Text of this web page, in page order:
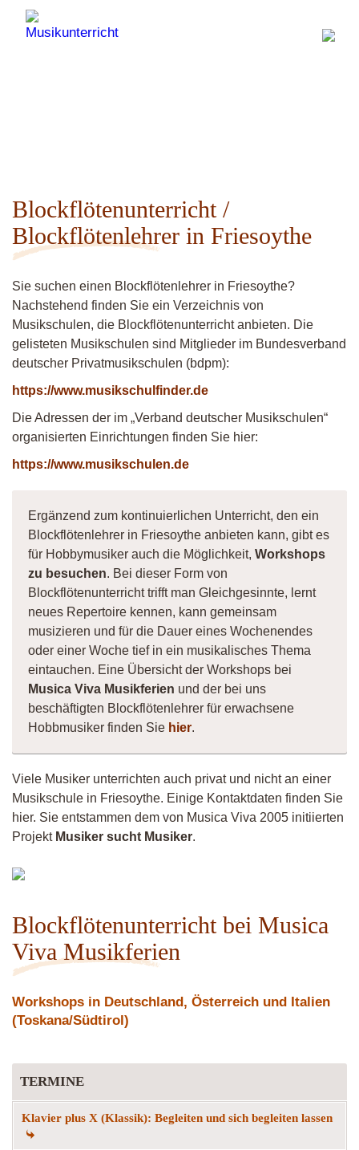
Blockflötenunterricht /
Blockflötenlehrer in Friesoythe
Sie suchen einen Blockflötenlehrer in Friesoythe?
Nachstehend finden Sie ein Verzeichnis von
Musikschulen, die Blockflötenunterricht anbieten. Die
gelisteten Musikschulen sind Mitglieder im Bundesverband
deutscher Privatmusikschulen (bdpm):
https://www.musikschulfinder.de
Die Adressen der im „Verband deutscher Musikschulen“
organisierten Einrichtungen finden Sie hier:
https://www.musikschulen.de
Ergänzend zum kontinuierlichen Unterricht, den ein
Blockflötenlehrer in Friesoythe anbieten kann, gibt es
für Hobbymusiker auch die Möglichkeit, Workshops
zu besuchen. Bei dieser Form von
Blockflötenunterricht trifft man Gleichgesinnte, lernt
neues Repertoire kennen, kann gemeinsam
musizieren und für die Dauer eines Wochenendes
oder einer Woche tief in ein musikalisches Thema
eintauchen. Eine Übersicht der Workshops bei
Musica Viva Musikferien und der bei uns
beschäftigten Blockflötenlehrer für erwachsene
Hobbmusiker finden Sie hier.
Viele Musiker unterrichten auch privat und nicht an einer
Musikschule in Friesoythe. Einige Kontaktdaten finden Sie
hier. Sie entstammen dem von Musica Viva 2005 initiierten
Projekt Musiker sucht Musiker.
Blockflötenunterricht bei Musica
Viva Musikferien
Workshops in Deutschland, Österreich und Italien
(Toskana/Südtirol)
TERMINE
Klavier plus X (Klassik): Begleiten und sich begleiten lassen